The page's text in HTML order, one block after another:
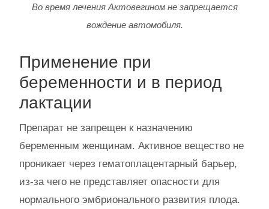
Во время лечения Актовегином не запрещается
вождение автомобиля.
Применение при
беременности и в период
лактации
Препарат не запрещен к назначению
беременным женщинам. Активное вещество не
проникает через гематоплацентарный барьер,
из-за чего не представляет опасности для
нормального эмбрионального развития плода.